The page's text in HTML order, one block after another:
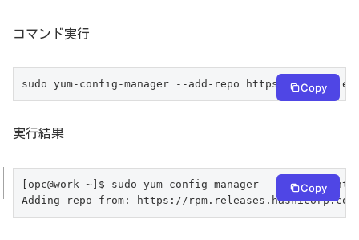
コマンド実行
sudo yum-config-manager --add-repo https:// Copy
実行結果
[opc@work ~]$ sudo yum-config-manager --add-repo
Adding repo from: https://rpm.releases.hashicorp.com/
Copy